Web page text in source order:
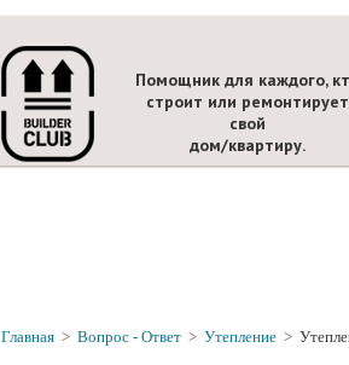
Помощник для каждого,
строит или ремонтирует
свой
дом/квартиру.
Главная > Вопрос - Ответ > Утепление >